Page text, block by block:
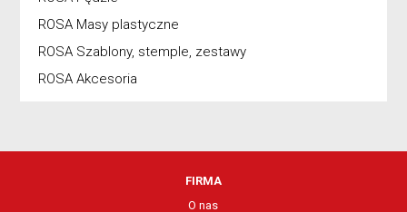
ROSA Masy plastyczne
ROSA Szablony, stemple, zestawy
ROSA Akcesoria
FIRMA
O nas